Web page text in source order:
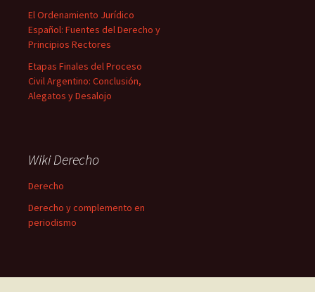
El Ordenamiento Jurídico
Español: Fuentes del Derecho y
Principios Rectores
Etapas Finales del Proceso
Civil Argentino: Conclusión,
Alegatos y Desalojo
Wiki Derecho
Derecho
Derecho y complemento en
periodismo